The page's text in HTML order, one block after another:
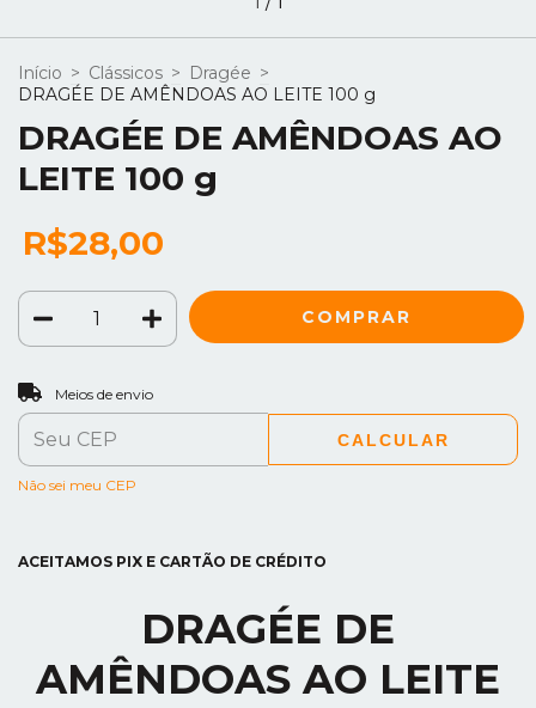
Início > Clássicos > Dragée >
DRAGÉE DE AMÊNDOAS AO LEITE 100 g
DRAGÉE DE AMÊNDOAS AO
LEITE 100 g
R$28,00
Entregas para o CEP:
Meios de envio
CALCULAR
Não sei meu CEP
ACEITAMOS PIX E CARTÃO DE CRÉDITO
DRAGÉE DE
AMÊNDOAS AO LEITE